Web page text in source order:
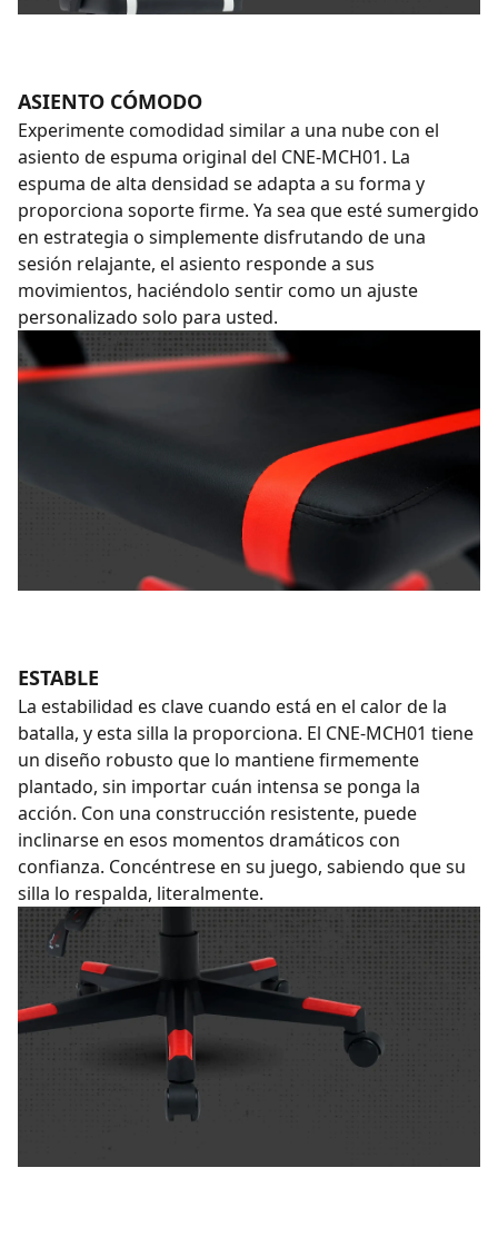
ASIENTO CÓMODO
Experimente comodidad similar a una nube con el
asiento de espuma original del CNE-MCH01. La
espuma de alta densidad se adapta a su forma y
proporciona soporte firme. Ya sea que esté sumergido
en estrategia o simplemente disfrutando de una
sesión relajante, el asiento responde a sus
movimientos, haciéndolo sentir como un ajuste
personalizado solo para usted.
ESTABLE
La estabilidad es clave cuando está en el calor de la
batalla, y esta silla la proporciona. El CNE-MCH01 tiene
un diseño robusto que lo mantiene firmemente
plantado, sin importar cuán intensa se ponga la
acción. Con una construcción resistente, puede
inclinarse en esos momentos dramáticos con
confianza. Concéntrese en su juego, sabiendo que su
silla lo respalda, literalmente.